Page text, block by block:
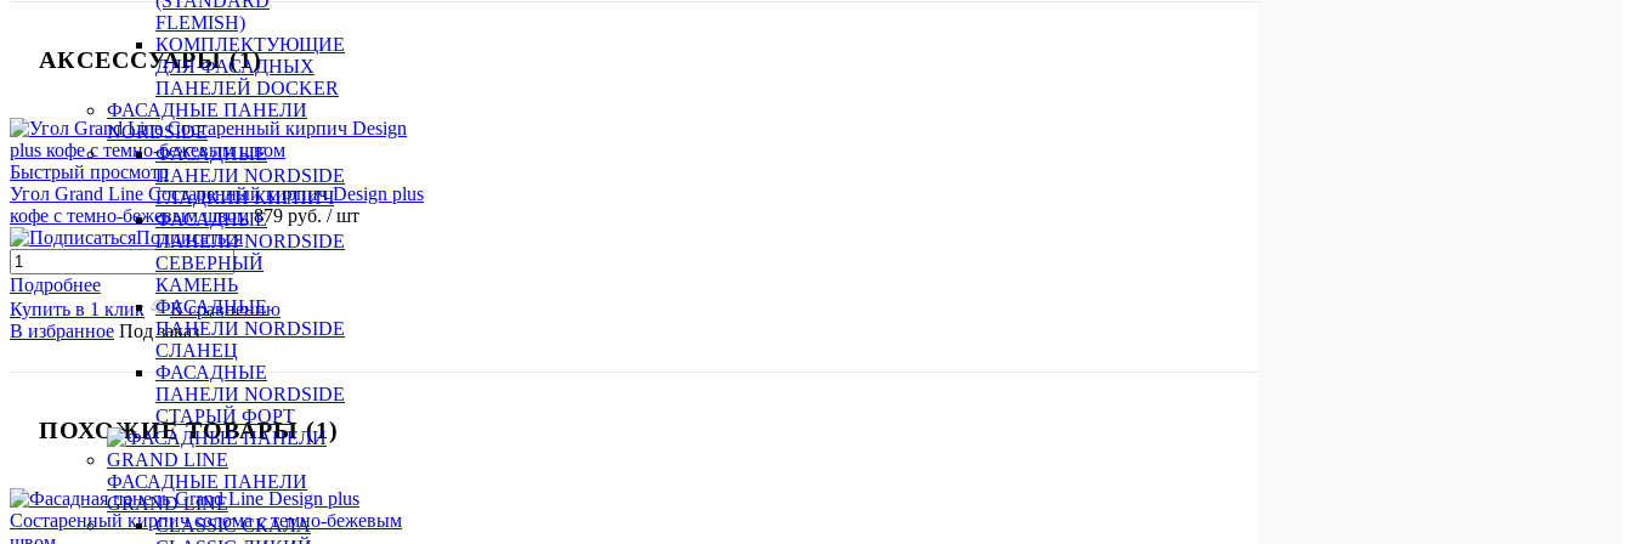
FLEMISH)
КОМПЛЕКТУЮЩИЕ
ДЛЯ ФАСАДНЫХ
ПАНЕЛЕЙ DOCKER
ФАСАДНЫЕ ПАНЕЛИ
NORDSIDE
ФАСАДНЫЕ
ПАНЕЛИ NORDSIDE
ГЛАДКИЙ КИРПИЧ
ФАСАДНЫЕ
ПАНЕЛИ NORDSIDE
СЕВЕРНЫЙ
КАМЕНЬ
ФАСАДНЫЕ
ПАНЕЛИ NORDSIDE
СЛАНЕЦ
ФАСАДНЫЕ
ПАНЕЛИ NORDSIDE
СТАРЫЙ ФОРТ
ФАСАДНЫЕ ПАНЕЛИ
GRAND LINE
CLASSIC СКАЛА
АКСЕССУАРЫ (1)
Быстрый просмотр
Угол Grand Line Состаренный кирпич Design plus
кофе с темно-бежевым швом 879 руб. / шт
Подписаться
Подробнее
Купить в 1 клик
К сравнению
В избранное Под заказ
ПОХОЖИЕ ТОВАРЫ (1)